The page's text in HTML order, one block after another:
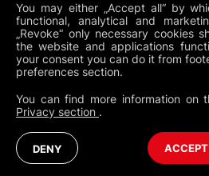
You may either „Accept all“ by
functional, analytical and
„Revoke“ only necessary cookies
the website and applications
your consent you can do it from
preferences section.
You can find more information on
Privacy section .
Support
Contact